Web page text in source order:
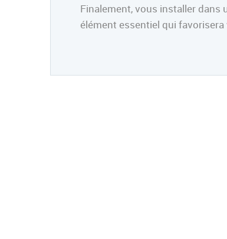
Finalement, vous installer dans
élément essentiel qui